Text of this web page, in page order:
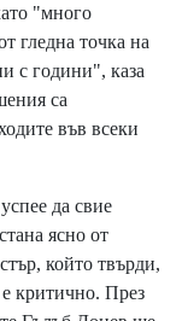
"много
гледна точка на
с години", каза
са
във всеки
да свие
ясно от
който твърди,
критично. През